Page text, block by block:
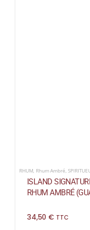
RHUM Rhum Ambré ,
ISLAND
RHUM AMBRÉ
34,50 € TTC